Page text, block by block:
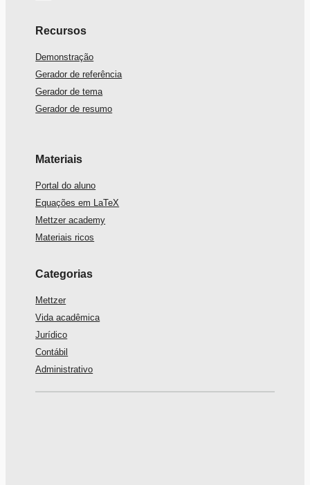
Recursos
Demonstração
Gerador de referência
Gerador de tema
Gerador de resumo
Materiais
Portal do aluno
Equações em LaTeX
Mettzer academy
Materiais ricos
Categorias
Mettzer
Vida acadêmica
Jurídico
Contábil
Administrativo